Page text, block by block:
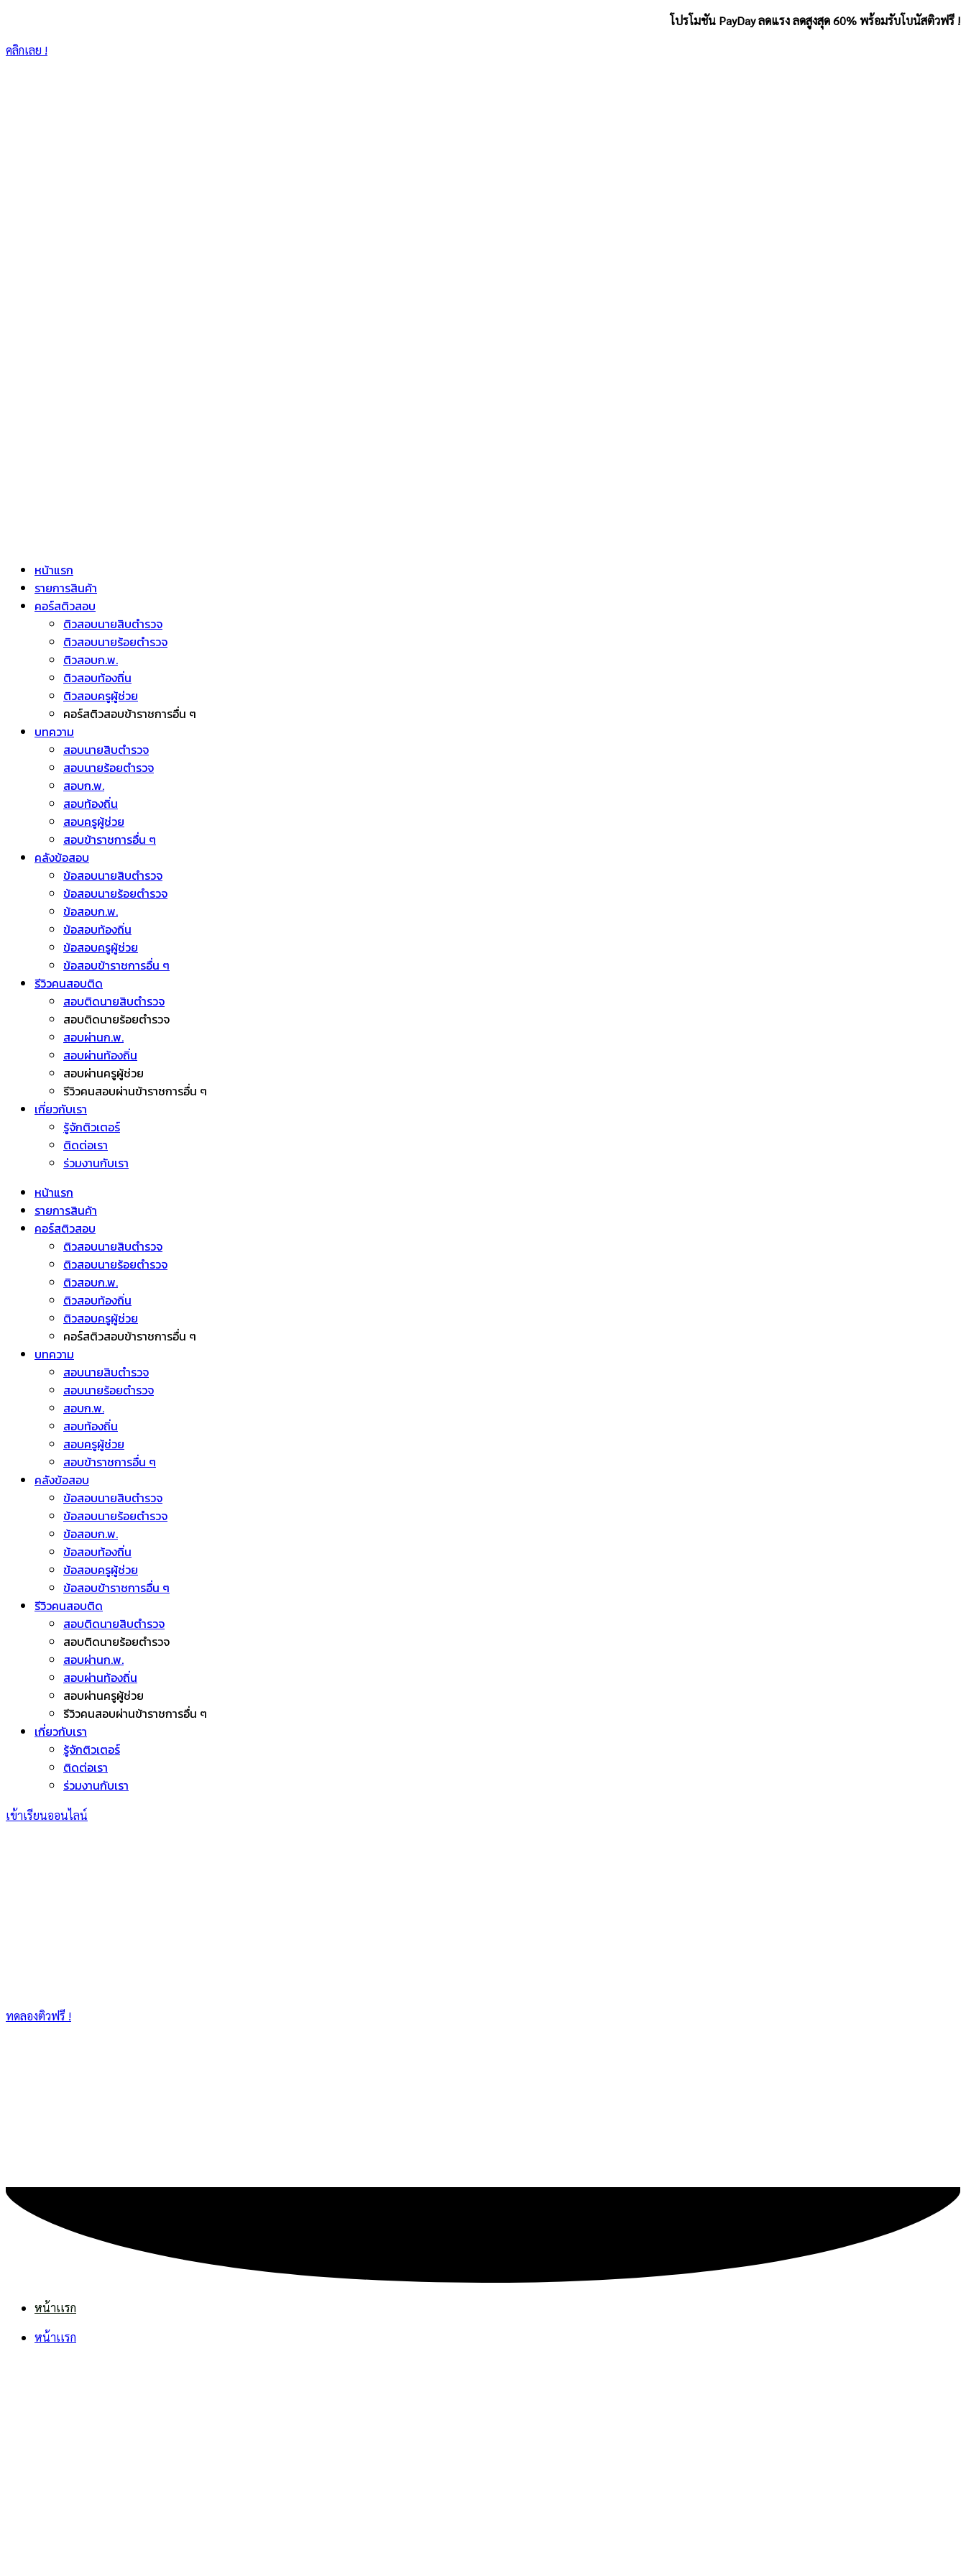
โปรโมชัน PayDay ลดแรง ลดสูงสุด 60% พร้อมรับโบนัสติวฟรี !
คลิกเลย !
หน้าแรก
รายการสินค้า
คอร์สติวสอบ
ติวสอบนายสิบตำรวจ
ติวสอบนายร้อยตำรวจ
ติวสอบก.พ.
ติวสอบท้องถิ่น
ติวสอบครูผู้ช่วย
คอร์สติวสอบข้าราชการอื่น ๆ
บทความ
สอบนายสิบตำรวจ
สอบนายร้อยตำรวจ
สอบก.พ.
สอบท้องถิ่น
สอบครูผู้ช่วย
สอบข้าราชการอื่น ๆ
คลังข้อสอบ
ข้อสอบนายสิบตำรวจ
ข้อสอบนายร้อยตำรวจ
ข้อสอบก.พ.
ข้อสอบท้องถิ่น
ข้อสอบครูผู้ช่วย
ข้อสอบข้าราชการอื่น ๆ
รีวิวคนสอบติด
สอบติดนายสิบตำรวจ
สอบติดนายร้อยตำรวจ
สอบผ่านก.พ.
สอบผ่านท้องถิ่น
สอบผ่านครูผู้ช่วย
รีวิวคนสอบผ่านข้าราชการอื่น ๆ
เกี่ยวกับเรา
รู้จักติวเตอร์
ติดต่อเรา
ร่วมงานกับเรา
หน้าแรก
รายการสินค้า
คอร์สติวสอบ
ติวสอบนายสิบตำรวจ
ติวสอบนายร้อยตำรวจ
ติวสอบก.พ.
ติวสอบท้องถิ่น
ติวสอบครูผู้ช่วย
คอร์สติวสอบข้าราชการอื่น ๆ
บทความ
สอบนายสิบตำรวจ
สอบนายร้อยตำรวจ
สอบก.พ.
สอบท้องถิ่น
สอบครูผู้ช่วย
สอบข้าราชการอื่น ๆ
คลังข้อสอบ
ข้อสอบนายสิบตำรวจ
ข้อสอบนายร้อยตำรวจ
ข้อสอบก.พ.
ข้อสอบท้องถิ่น
ข้อสอบครูผู้ช่วย
ข้อสอบข้าราชการอื่น ๆ
รีวิวคนสอบติด
สอบติดนายสิบตำรวจ
สอบติดนายร้อยตำรวจ
สอบผ่านก.พ.
สอบผ่านท้องถิ่น
สอบผ่านครูผู้ช่วย
รีวิวคนสอบผ่านข้าราชการอื่น ๆ
เกี่ยวกับเรา
รู้จักติวเตอร์
ติดต่อเรา
ร่วมงานกับเรา
เข้าเรียนออนไลน์
ทดลองติวฟรี !
หน้าเเรก
หน้าเเรก